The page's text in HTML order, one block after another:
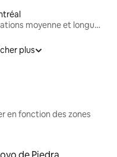
Locations moyenne et longue durée
plus
en fonction des zones